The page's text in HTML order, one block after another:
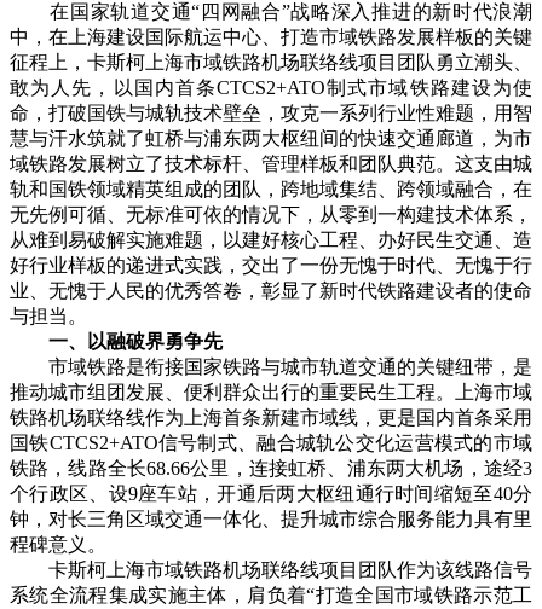
在国家轨道交通“四网融合”战略深入推进的新时代浪潮
中，在上海建设国际航运中心、打造市域铁路发展样板的关键
征程上，卡斯柯上海市域铁路机场联络线项目团队勇立潮头、
敢为人先，以国内首条CTCS2+ATO制式市域铁路建设为使
命，打破国铁与城轨技术壁垒，攻克一系列行业性难题，用智
慧与汗水筑就了虹桥与浦东两大枢纽间的快速交通廊道，为市
域铁路发展树立了技术标杆、管理样板和团队典范。这支由城
轨和国铁领域精英组成的团队，跨地域集结、跨领域融合，在
无先例可循、无标准可依的情况下，从零到一构建技术体系，
从难到易破解实施难题，以建好核心工程、办好民生交通、造
好行业样板的递进式实践，交出了一份无愧于时代、无愧于行
业、无愧于人民的优秀答卷，彰显了新时代铁路建设者的使命
与担当。
一、以融破界勇争先
市域铁路是衔接国家铁路与城市轨道交通的关键纽带，是
推动城市组团发展、便利群众出行的重要民生工程。上海市域
铁路机场联络线作为上海首条新建市域线，更是国内首条采用
国铁CTCS2+ATO信号制式、融合城轨公交化运营模式的市域
铁路，线路全长68.66公里，连接虹桥、浦东两大机场，途经3
个行政区、设9座车站，开通后两大枢纽通行时间缩短至40分
钟，对长三角区域交通一体化、提升城市综合服务能力具有里
程碑意义。
卡斯柯上海市域铁路机场联络线项目团队作为该线路信号
系统全流程集成实施主体，肩负着“打造全国市域铁路示范工